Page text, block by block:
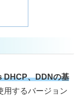
、DDNの基
用するバージョン